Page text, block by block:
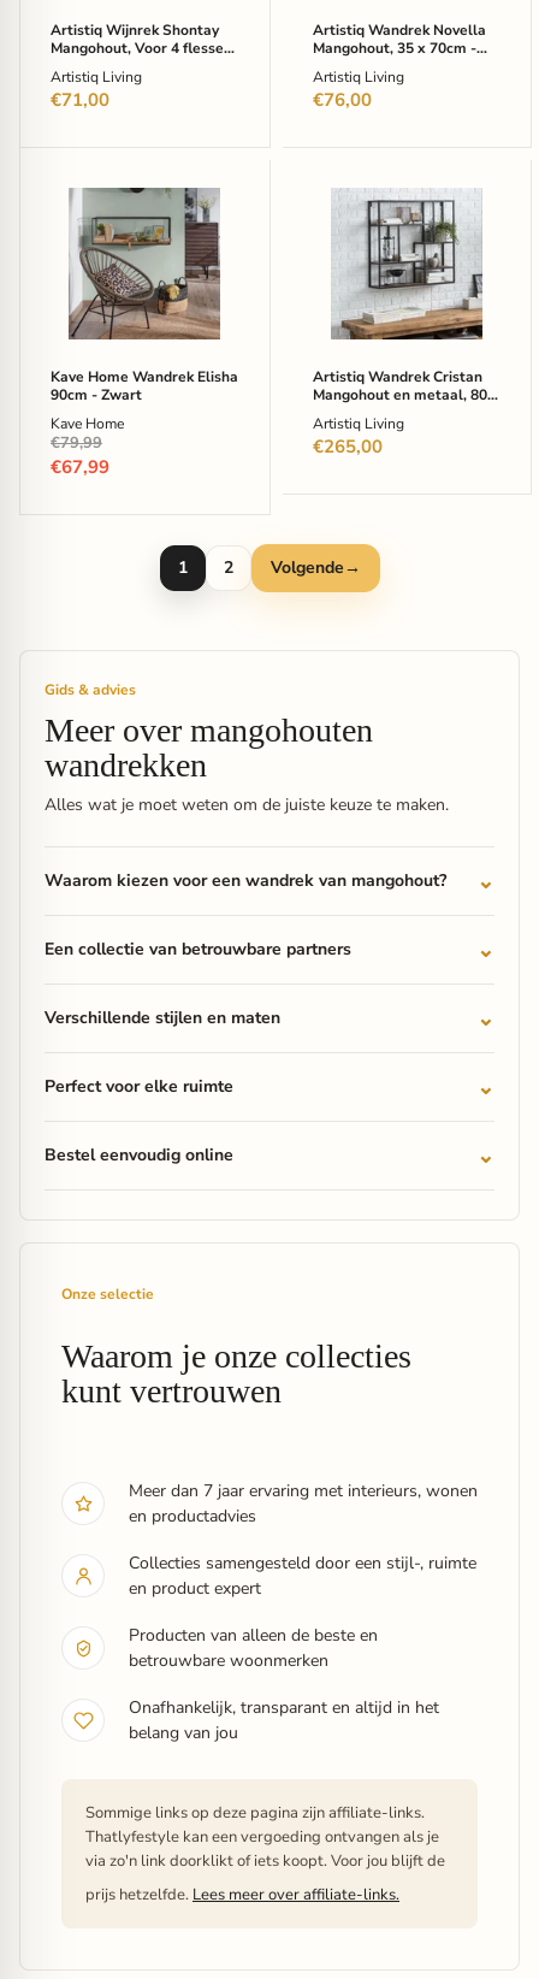
Artistiq Wijnrek Shontay
Mangohout, Voor 4 flessen
Artistiq Living
€71,00
Artistiq Wandrek Novella
Mangohout, 35 x 70cm -
Artistiq Living
€76,00
Kave
Home
Wandrek
Elisha
90cm
Zwart
Kave Home Wandrek Elisha
90cm - Zwart
Kave Home
Oorspronkelijke
prijs
€79,99
Huidige
€67,99
Artistiq
Wandrek
Cristan
Mangohout
metaal,
-
Bruin
Artistiq Wandrek Cristan
Mangohout en metaal, 80 x
Artistiq Living
€265,00
1 2 Volgende→
Gids & advies
Meer over mangohouten
wandrekken
Alles wat je moet weten om de juiste keuze te maken.
Waarom kiezen voor een wandrek van mangohout?
Een collectie van betrouwbare partners
Verschillende stijlen en maten
Perfect voor elke ruimte
Bestel eenvoudig online
Onze selectie
Waarom je onze collecties
kunt vertrouwen
Meer dan 7 jaar ervaring met interieurs, wonen
en productadvies
Collecties samengesteld door een stijl-, ruimte
en product expert
Producten van alleen de beste en
betrouwbare woonmerken
Onafhankelijk, transparant en altijd in het
belang van jou
Sommige links op deze pagina zijn affiliate-links.
Thatlyfestyle kan een vergoeding ontvangen als je
via zo'n link doorklikt of iets koopt. Voor jou blijft de
prijs hetzelfde. Lees meer over affiliate-links.